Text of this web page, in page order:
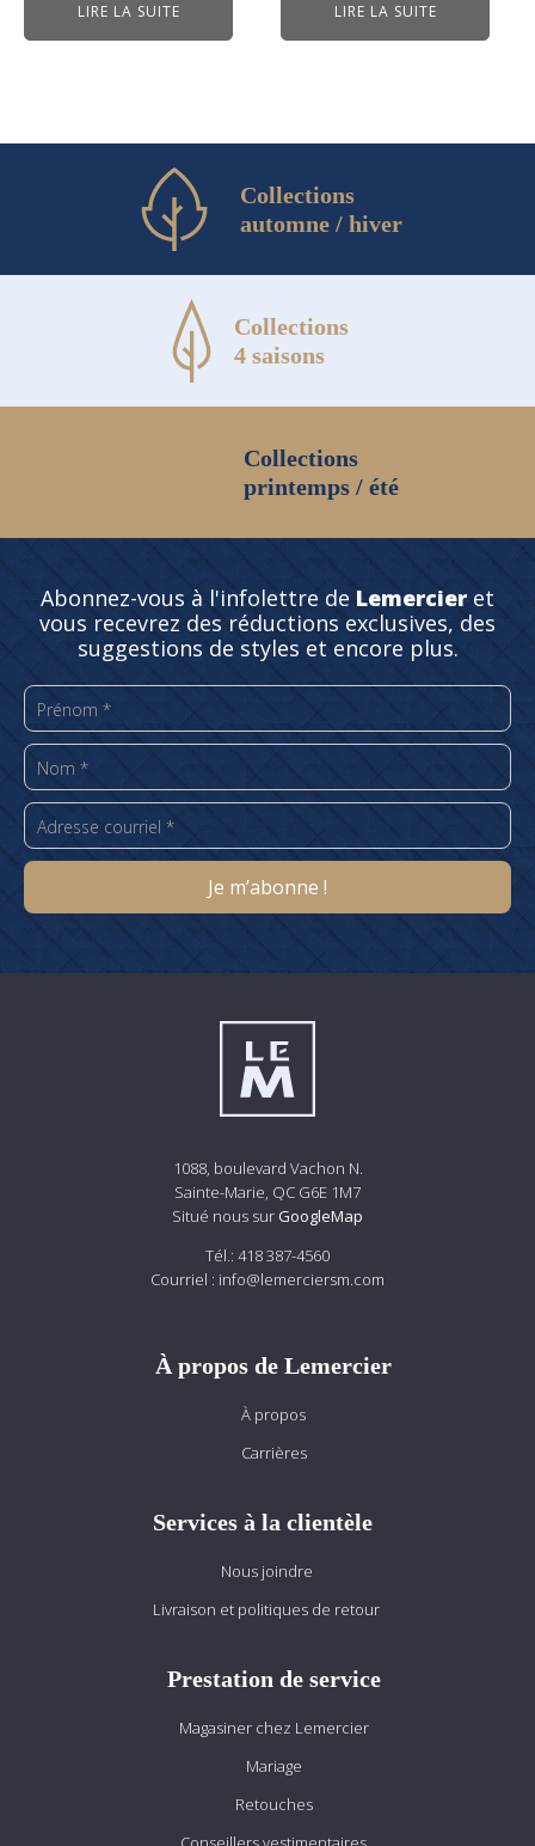
LIRE LA SUITE LIRE LA SUITE
Collections
automne / hiver
Collections
4 saisons
Collections
printemps / été
Abonnez-vous à l'infolettre de Lemercier et
vous recevrez des réductions exclusives, des
suggestions de styles et encore plus.
1088, boulevard Vachon N.
Sainte-Marie, QC G6E 1M7
Situé nous sur GoogleMap
Tél.: 418 387-4560
Courriel : info@lemerciersm.com
À propos de Lemercier
À propos
Carrières
Services à la clientèle
Nous joindre
Livraison et politiques de retour
Prestation de service
Magasiner chez Lemercier
Mariage
Retouches